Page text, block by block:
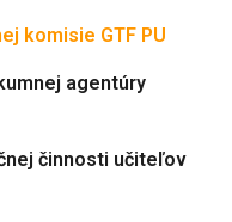
komisie GTF PU
agentúry
činnosti učiteľov